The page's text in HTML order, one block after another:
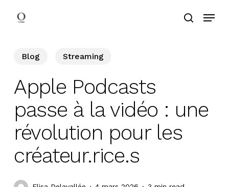
search
Menu
Blog Streaming
Apple Podcasts
passe à la vidéo : une
révolution pour les
créateur.rice.s